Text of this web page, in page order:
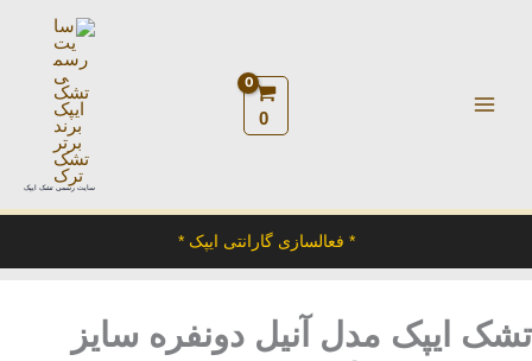
0
سایت رسمی تشک ایپک
* فعالسازی گارانتی ایپک *
تشک ایپک مدل آنیل دونفره سایز